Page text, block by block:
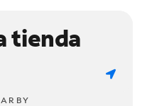
tienda